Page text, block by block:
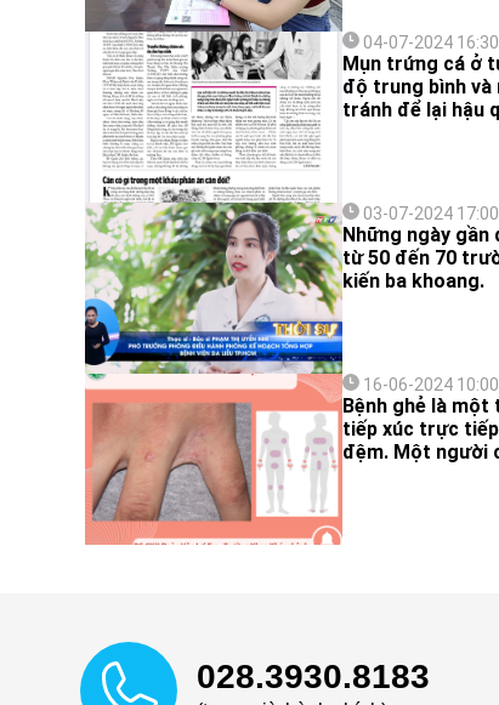
04-07-2024
Mụn trứng cá ở
độ trung bình và
tránh để lại hậu
03-07-2024
Những ngày gần
từ 50 đến 70
kiến ba khoang.
16-06-2024
Bệnh ghẻ là một
tiếp xúc trực
đệm. Một người
028.3930.8183